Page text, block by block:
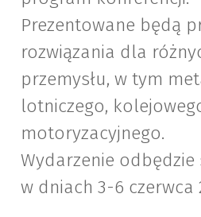
Prezentowane będą
rozwiązania dla
przemysłu, w tym
lotniczego,
motoryzacyjnego.
Wydarzenie odbędzie
w dniach 3-6 czerwca